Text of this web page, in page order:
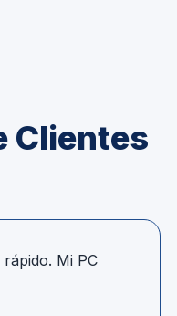
Clientes
Mi PC